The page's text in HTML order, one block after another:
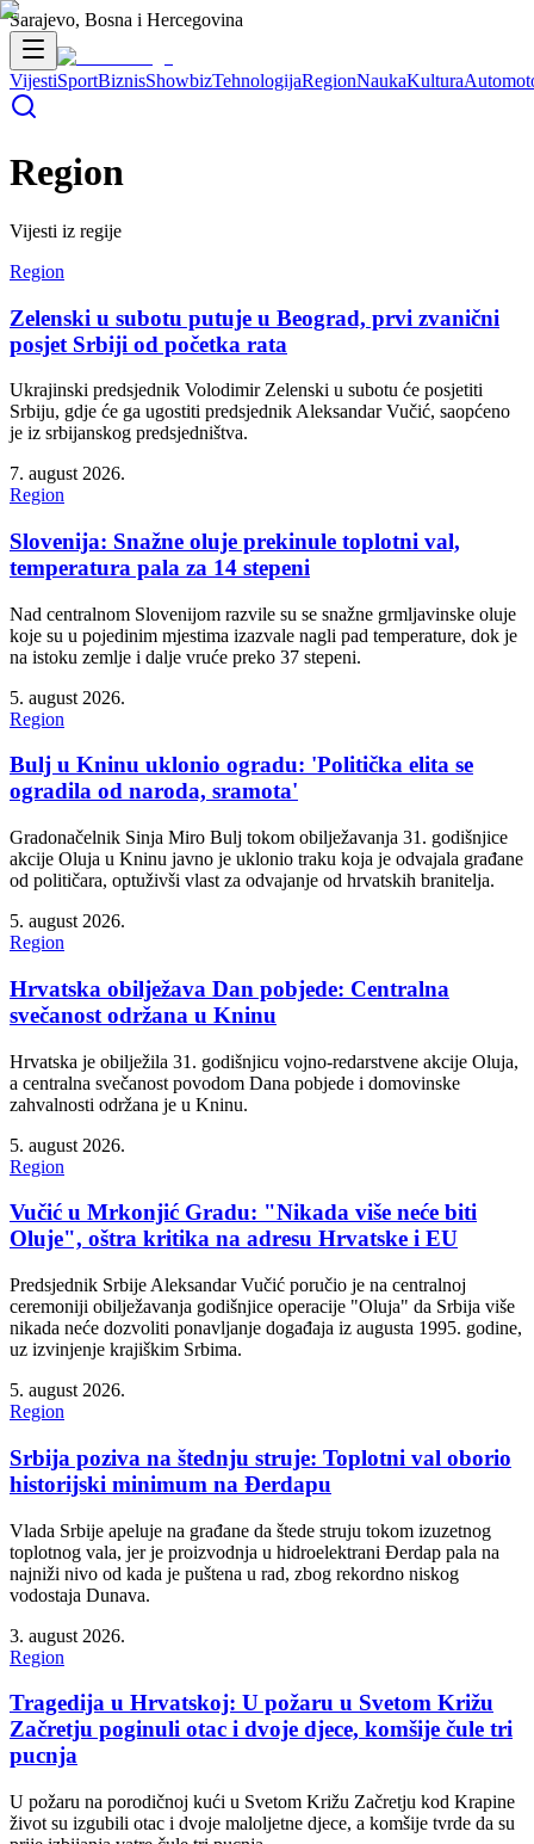
Sarajevo, Bosna i Hercegovina
VijestiSportBiznisShowbizTehnologijaRegionNaukaKultura
Region
Vijesti iz regije
Region
Zelenski u subotu putuje u Beograd, prvi zvanični
posjet Srbiji od početka rata
Ukrajinski predsjednik Volodimir Zelenski u subotu će posjetiti
Srbiju, gdje će ga ugostiti predsjednik Aleksandar Vučić, saopćeno
je iz srbijanskog predsjedništva.
7. august 2026.
Region
Slovenija: Snažne oluje prekinule toplotni val,
temperatura pala za 14 stepeni
Nad centralnom Slovenijom razvile su se snažne grmljavinske oluje
koje su u pojedinim mjestima izazvale nagli pad temperature, dok je
na istoku zemlje i dalje vruće preko 37 stepeni.
5. august 2026.
Region
Bulj u Kninu uklonio ogradu: 'Politička elita se
ogradila od naroda, sramota'
Gradonačelnik Sinja Miro Bulj tokom obilježavanja 31. godišnjice
akcije Oluja u Kninu javno je uklonio traku koja je odvajala građane
od političara, optuživši vlast za odvajanje od hrvatskih branitelja.
5. august 2026.
Region
Hrvatska obilježava Dan pobjede: Centralna
svečanost održana u Kninu
Hrvatska je obilježila 31. godišnjicu vojno-redarstvene akcije Oluja,
a centralna svečanost povodom Dana pobjede i domovinske
zahvalnosti održana je u Kninu.
5. august 2026.
Region
Vučić u Mrkonjić Gradu: "Nikada više neće biti
Oluje", oštra kritika na adresu Hrvatske i EU
Predsjednik Srbije Aleksandar Vučić poručio je na centralnoj
ceremoniji obilježavanja godišnjice operacije "Oluja" da Srbija više
nikada neće dozvoliti ponavljanje događaja iz augusta 1995. godine,
uz izvinjenje krajiškim Srbima.
5. august 2026.
Region
Srbija poziva na štednju struje: Toplotni val oborio
historijski minimum na Đerdapu
Vlada Srbije apeluje na građane da štede struju tokom izuzetnog
toplotnog vala, jer je proizvodnja u hidroelektrani Đerdap pala na
najniži nivo od kada je puštena u rad, zbog rekordno niskog
vodostaja Dunava.
3. august 2026.
Region
Tragedija u Hrvatskoj: U požaru u Svetom Križu
Začretju poginuli otac i dvoje djece, komšije čule tri
pucnja
U požaru na porodičnoj kući u Svetom Križu Začretju kod Krapine
život su izgubili otac i dvoje maloljetne djece, a komšije tvrde da su